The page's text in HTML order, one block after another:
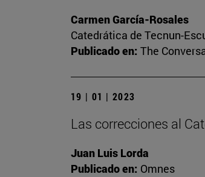
Carmen García-Rosales
Catedrática de Tecnun-
Publicado en: The
19 | 01 | 2023
Las correcciones al
Juan Luis Lorda
Publicado en: Omnes